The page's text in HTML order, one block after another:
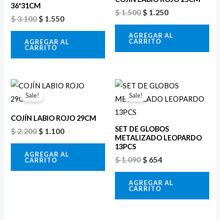
36*31CM
$3.100
$ 3.100.
$ 1.550
AGREGAR AL
CARRITO
$1.500
$ 1.500.
$ 1.250
$ 1.250.
AGREGAR AL
CARRITO
Sale!
COJÍN LABIO ROJO 29CM
$2.200
El
precio
original
$ 2.200.
$ 1.100
El
$ 1.100.
AGREGAR AL
CARRITO
Sale!
SET DE GLOBOS
METALIZADO LEOPARDO
13PCS
$1.090
El
original
$ 654
El
actual
AGREGAR AL
CARRITO